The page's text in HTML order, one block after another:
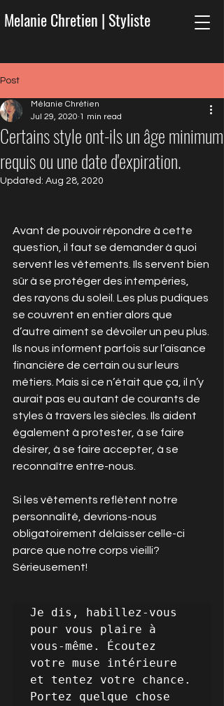
Melanie Chretien | Styliste
Post
Certains style ont-ils un âge minimum
requis ou une date d'expiration.
Mélanie Chrétien
Jul 29, 2020 1 min read
Updated: Aug 28, 2020
Avant de pouvoir répondre à cette
question, il faut se demander à quoi
servent les vêtements. Ils servent bien
sûr à se protéger des intempéries,
des rayons du soleil. Les plus pudiques
se couvrent en entier alors que
d’autre aiment se dévoiler un peu plus.
Ils nous informent parfois sur l’aisance
financière de certain ou sur leurs
métiers. Mais si ce n’était que ça, il n’y
aurait pas eu autant de courants de
styles à travers les siècles. Ils aident
également à protester, à se faire
désirer, à se faire accepter, à se
reconnaître entre-nous.
Si les vêtements reflètent notre
personnalité, devrions-nous
obligatoirement délaisser celle-ci
parce que notre corps vieilli?
Sérieusement!
Je dis, habillez-vous
pour vous plaire à
vous-même. Écoutez
votre muse intérieure
et tentez votre chance.
Portez quelque chose